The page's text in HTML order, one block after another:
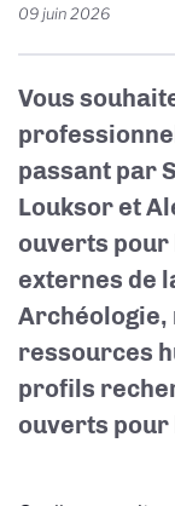
09 juin 2026
Vous
passant par
Louksor et
ouverts pour
externes de
Archéologie,
ressources
profils
ouverts pour